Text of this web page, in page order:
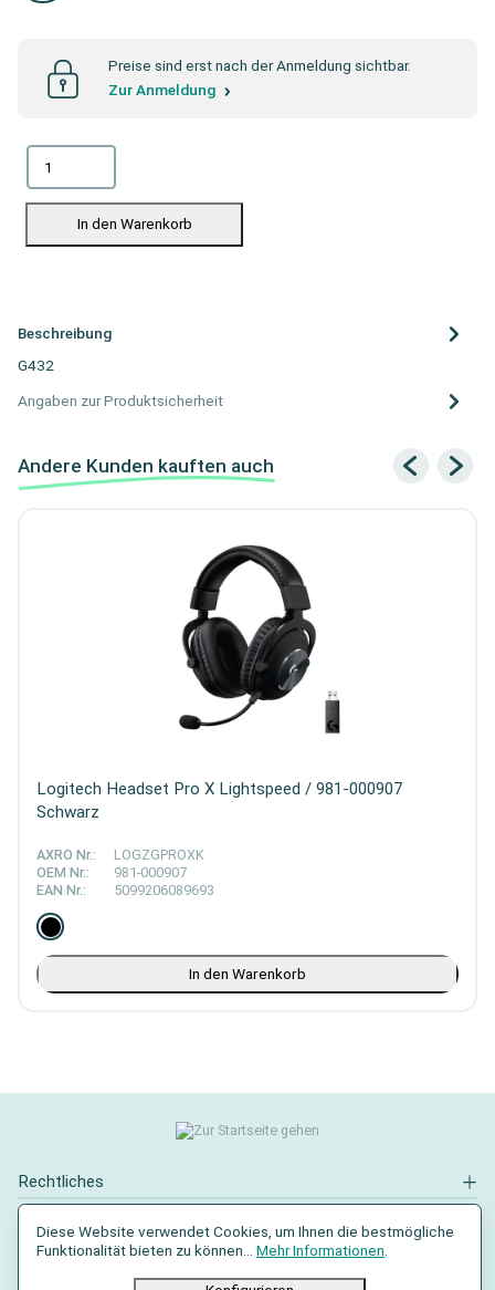
Preise sind erst nach der Anmeldung sichtbar.
Zur Anmeldung
In den Warenkorb
Beschreibung
G432
Angaben zur Produktsicherheit
Andere Kunden kauften auch
Logitech Headset Pro X Lightspeed / 981-000907
Schwarz
AXRO Nr.:
LOGZGPROXK
OEM Nr.:
981-000907
EAN Nr.:
5099206089693
In den Warenkorb
Rechtliches
Kontakt
Diese Website verwendet Cookies, um Ihnen die bestmögliche
Funktionalität bieten zu können... Mehr Informationen